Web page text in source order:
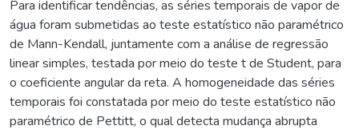
Para identificar tendências, as séries temporais de vapor de
água foram submetidas ao teste estatístico não paramétrico
de Mann-Kendall, juntamente com a análise de regressão
linear simples, testada por meio do teste t de Student, para
o coeficiente angular da reta. A homogeneidade das séries
temporais foi constatada por meio do teste estatístico não
paramétrico de Pettitt, o qual detecta mudança abrupta